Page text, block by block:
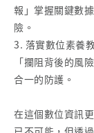
報」掌握關鍵數
險。
3. 落實數位素養
「攔阻背後的風
合一的防護。
在這個數位資訊